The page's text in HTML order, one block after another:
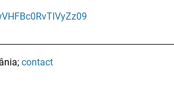
contact